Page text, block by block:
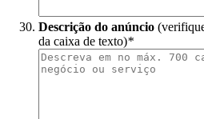
Descrição do anúncio
da caixa de texto)*